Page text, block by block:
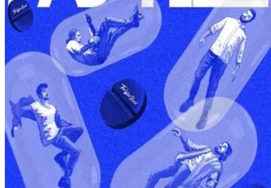
Pagina externă
Pagina externă
The Wax Road
Videoclipuri